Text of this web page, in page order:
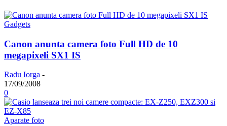
Gadgets
Canon anunta camera foto Full HD de 10
megapixeli SX1 IS
Radu Iorga -
17/09/2008
0
Aparate foto